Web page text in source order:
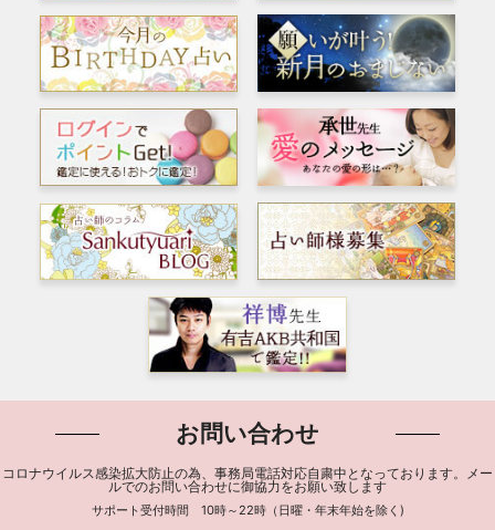
お問い合わせ
コロナウイルス感染拡大防止の為、事務局電話対応自粛中となっております。メー
ルでのお問い合わせに御協力をお願い致します
サポート受付時間 10時～22時（日曜・年末年始を除く)